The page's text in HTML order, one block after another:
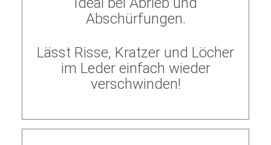
Abschürfungen.
Lässt Risse, Kratzer und Löcher
im Leder einfach wieder
verschwinden!